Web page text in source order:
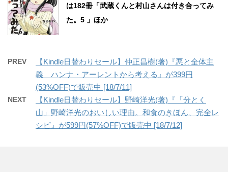
は182冊「武蔵くんと村山さんは付き合ってみ
た。5 」ほか
PREV
【Kindle日替わりセール】仲正昌樹(著)『悪と全体主
義 ハンナ・アーレントから考える』が399円
(53%OFF)で販売中 [18/7/11]
NEXT
【Kindle日替わりセール】野崎洋光(著)『「分とく
山」野崎洋光のおいしい理由。和食のきほん、完全レ
シピ』が599円(57%OFF)で販売中 [18/7/12]